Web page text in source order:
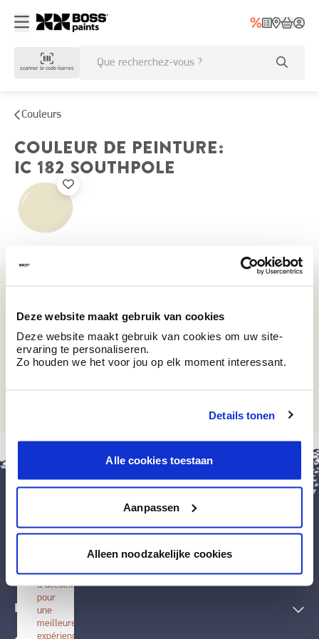
Deze website maakt gebruik van cookies
Deze website maakt gebruik van cookies om uw site-
ervaring te personaliseren.
Zo houden we het voor jou op elk moment interessant.
Details tonen
Alle cookies toestaan
Aanpassen
Alleen noodzakelijke cookies
scanner le code-barres
Couleurs
COULEUR DE PEINTURE:
IC 182 SOUTHPOLE
Techniques décoratives
Inspiration
BOSS
application
écran
d'accueil
pour
une
meilleure
expérience.
fermer